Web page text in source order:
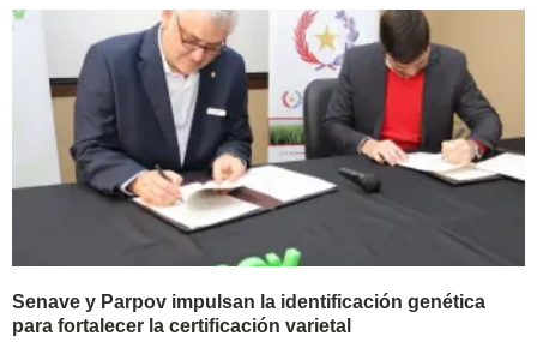
Senave y Parpov impulsan la identificación genética
para fortalecer la certificación varietal